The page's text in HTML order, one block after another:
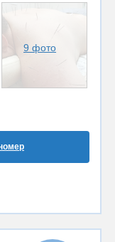
9 фото